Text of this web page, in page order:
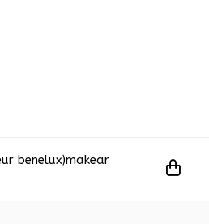
benelux)makear